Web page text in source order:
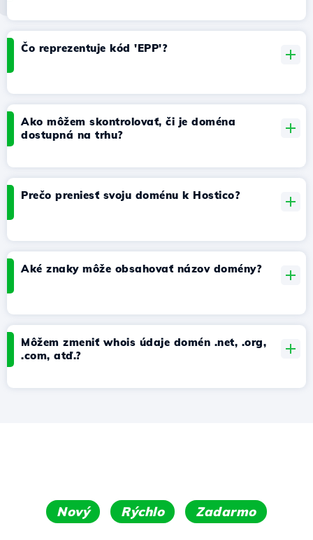
Čo reprezentuje kód 'EPP'?
Ako môžem skontrolovať, či je doména
dostupná na trhu?
Prečo preniesť svoju doménu k Hostico?
Aké znaky môže obsahovať názov domény?
Môžem zmeniť whois údaje domén .net, .org,
.com, atď.?
Nový Rýchlo Zadarmo